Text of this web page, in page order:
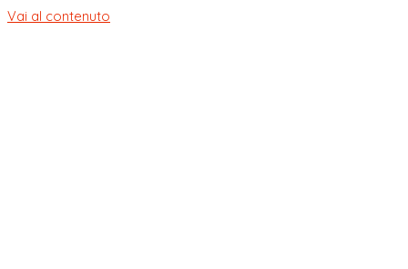
Vai al contenuto